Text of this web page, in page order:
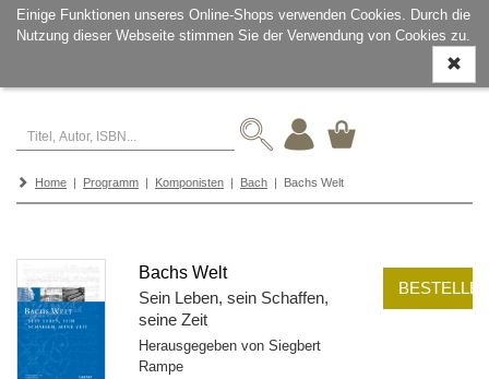
Einige Funktionen unseres Online-Shops verwenden Cookies. Durch die
Nutzung dieser Webseite stimmen Sie der Verwendung von Cookies zu.
ein-/
Home | Programm | Komponisten | Bach | Bachs Welt
Bachs Welt
Sein Leben, sein Schaffen,
seine Zeit
Herausgegeben von Siegbert
Rampe